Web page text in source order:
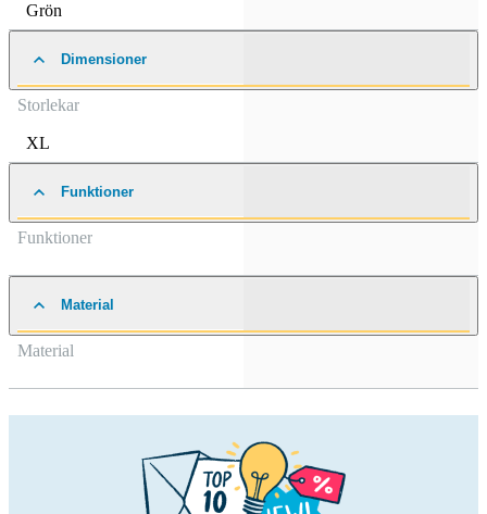
Grön
Dimensioner
Storlekar
XL
Funktioner
Funktioner
Material
Material